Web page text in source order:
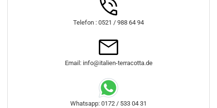
Telefon : 0521 / 988 64 94
Email: info@italien-terracotta.de
Whatsapp: 0172 / 533 04 31